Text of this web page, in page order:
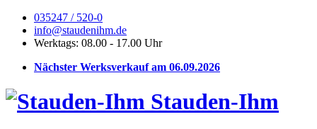
035247 / 520-0
info@staudenihm.de
Werktags: 08.00 - 17.00 Uhr
Nächster Werksverkauf am 06.09.2026
Stauden-Ihm